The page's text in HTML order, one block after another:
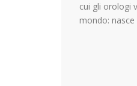
cui gli orologi
mondo: nasce